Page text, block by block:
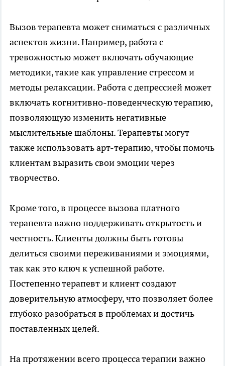
Вызов терапевта может сниматься с различных
аспектов жизни. Например, работа с
тревожностью может включать обучающие
методики, такие как управление стрессом и
методы релаксации. Работа с депрессией может
включать когнитивно-поведенческую терапию,
позволяющую изменить негативные
мыслительные шаблоны. Терапевты могут
также использовать арт-терапию, чтобы помочь
клиентам выразить свои эмоции через
творчество.
Кроме того, в процессе вызова платного
терапевта важно поддерживать открытость и
честность. Клиенты должны быть готовы
делиться своими переживаниями и эмоциями,
так как это ключ к успешной работе.
Постепенно терапевт и клиент создают
доверительную атмосферу, что позволяет более
глубоко разобраться в проблемах и достичь
поставленных целей.
На протяжении всего процесса терапии важно